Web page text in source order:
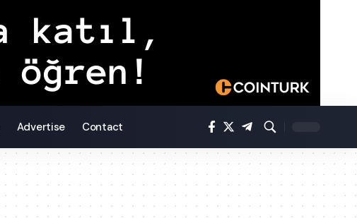
Advertise Contact